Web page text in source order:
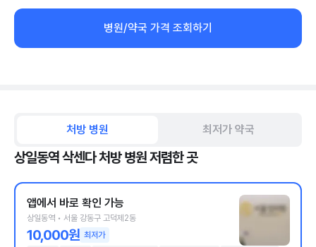
병원/약국 가격 조회하기
처방 병원 최저가 약국
상일동역 삭센다 처방 병원 저렴한 곳
앱에서 바로 확인 가능
상일동역 • 서울 강동구 고덕제2동
10,000원 최저가